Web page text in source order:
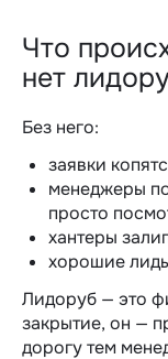
Что
нет
Без него:
заявки
менеджеры
просто
хантеры
хорошие
Лидоруб — это
закрытие, он —
дорогу тем